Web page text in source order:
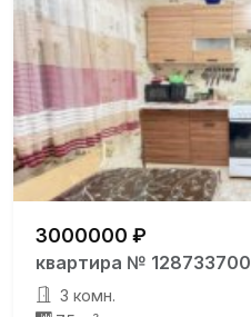
3000000 ₽
квартира № 128733700
3 комн.